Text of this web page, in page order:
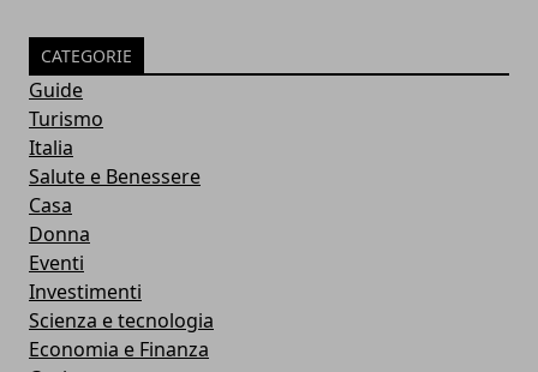
CATEGORIE
Guide
Turismo
Italia
Salute e Benessere
Casa
Donna
Eventi
Investimenti
Scienza e tecnologia
Economia e Finanza